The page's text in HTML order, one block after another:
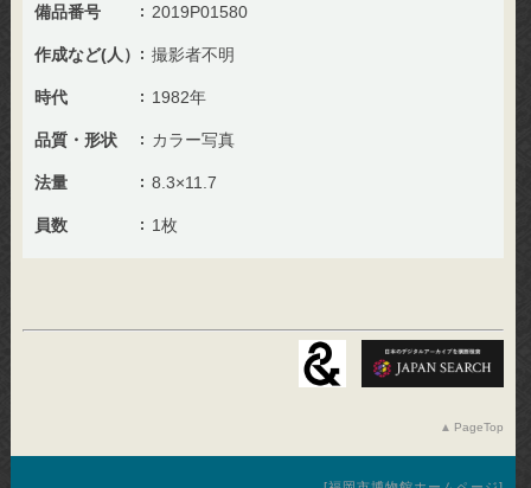
備品番号 2019P01580
作成など(人） 撮影者不明
時代 1982年
品質・形状 カラー写真
法量 8.3×11.7
員数 1枚
PageTop